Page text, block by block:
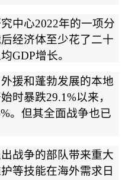
中心2022年的一项分
经济体至少花了二十
GDP增长。
援和蓬勃发展的本地
时暴跌29.1%以来，
。但其全面战争也已
战争的部队带来重大
等技能在海外需求日